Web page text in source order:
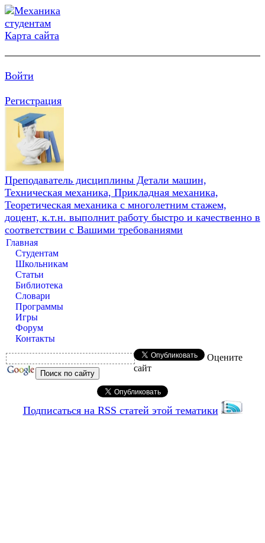
Карта сайта
Войти
Регистрация
Преподаватель дисциплины Детали машин,
Техническая механика, Прикладная механика,
Теоретическая механика с многолетним стажем,
доцент, к.т.н. выполнит работу быстро и качественно в
соответствии с Вашими требованиями
Главная
Студентам
Школьникам
Статьи
Библиотека
Словари
Программы
Игры
Форум
Контакты
Оцените
сайт
Подписаться на RSS статей этой тематики